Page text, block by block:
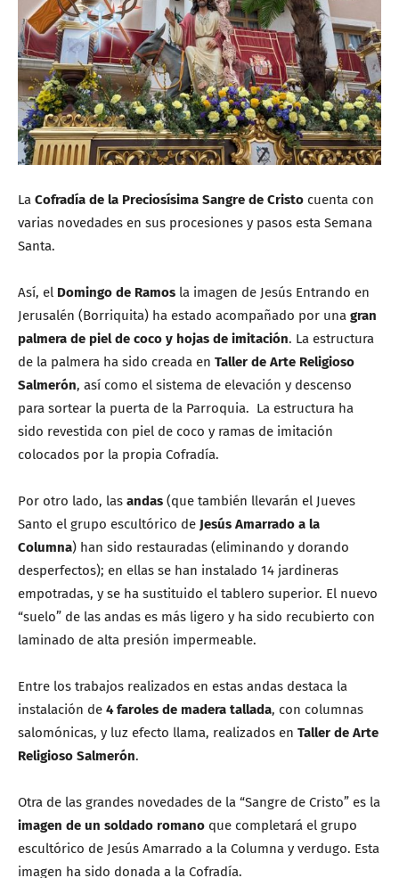
La Cofradía de la Preciosísima Sangre de Cristo cuenta con
varias novedades en sus procesiones y pasos esta Semana
Santa.
Así, el Domingo de Ramos la imagen de Jesús Entrando en
Jerusalén (Borriquita) ha estado acompañado por una gran
palmera de piel de coco y hojas de imitación. La estructura
de la palmera ha sido creada en Taller de Arte Religioso
Salmerón, así como el sistema de elevación y descenso
para sortear la puerta de la Parroquia. La estructura ha
sido revestida con piel de coco y ramas de imitación
colocados por la propia Cofradía.
Por otro lado, las andas (que también llevarán el Jueves
Santo el grupo escultórico de Jesús Amarrado a la
Columna) han sido restauradas (eliminando y dorando
desperfectos); en ellas se han instalado 14 jardineras
empotradas, y se ha sustituido el tablero superior. El nuevo
“suelo” de las andas es más ligero y ha sido recubierto con
laminado de alta presión impermeable.
Entre los trabajos realizados en estas andas destaca la
instalación de 4 faroles de madera tallada, con columnas
salomónicas, y luz efecto llama, realizados en Taller de Arte
Religioso Salmerón.
Otra de las grandes novedades de la “Sangre de Cristo” es la
imagen de un soldado romano que completará el grupo
escultórico de Jesús Amarrado a la Columna y verdugo. Esta
imagen ha sido donada a la Cofradía.